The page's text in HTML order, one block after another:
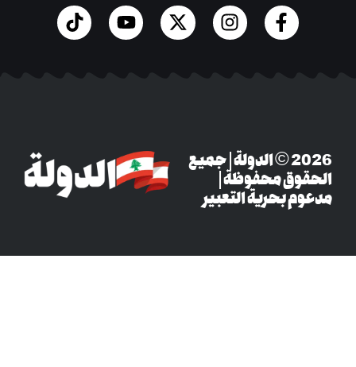
‎© 2026 الدولة | جميع
محفوظة |
بحرية التعبير